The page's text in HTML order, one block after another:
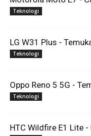
Teknologi
LG W31 Plus -
Teknologi
Oppo Reno 5 5G -
Teknologi
HTC Wildfire E1 Lite